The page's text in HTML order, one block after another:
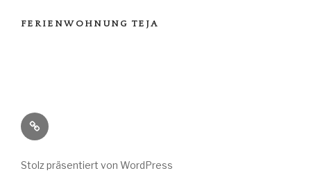
FERIENWOHNUNG TEJA
Ferienwohnung
Stolz präsentiert von WordPress